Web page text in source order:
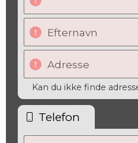
Efternavn
Adresse
Kan du ikke finde
Telefon